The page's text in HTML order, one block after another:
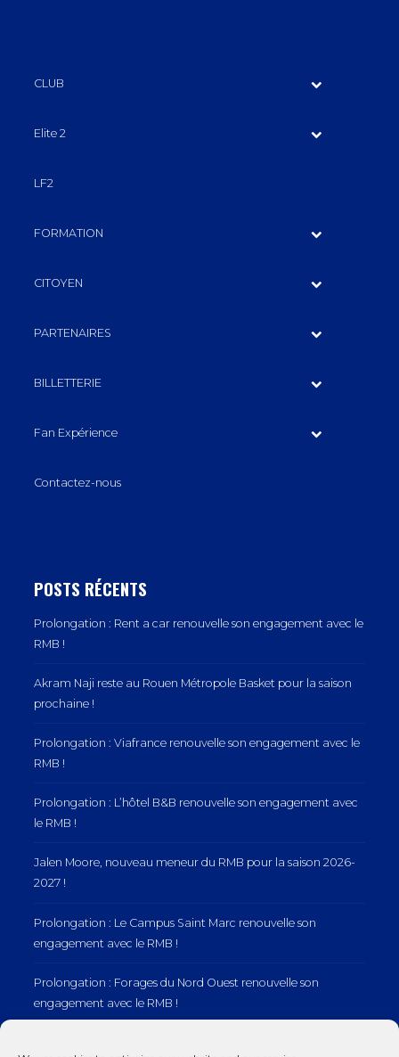
CLUB
Elite 2
LF2
FORMATION
CITOYEN
PARTENAIRES
BILLETTERIE
Fan Expérience
Contactez-nous
POSTS RÉCENTS
Prolongation : Rent a car renouvelle son engagement avec le
RMB !
Akram Naji reste au Rouen Métropole Basket pour la saison
prochaine !
Prolongation : Viafrance renouvelle son engagement avec le
RMB !
Prolongation : L’hôtel B&B renouvelle son engagement avec
le RMB !
Jalen Moore, nouveau meneur du RMB pour la saison 2026-
2027 !
Prolongation : Le Campus Saint Marc renouvelle son
engagement avec le RMB !
Prolongation : Forages du Nord Ouest renouvelle son
engagement avec le RMB !